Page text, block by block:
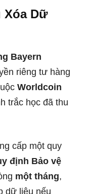
Xóa Dữ
Bayern
riêng tư hàng
Worldcoin
trắc học đã thu
cấp một quy
định Bảo vệ
một tháng,
dữ liệu nếu